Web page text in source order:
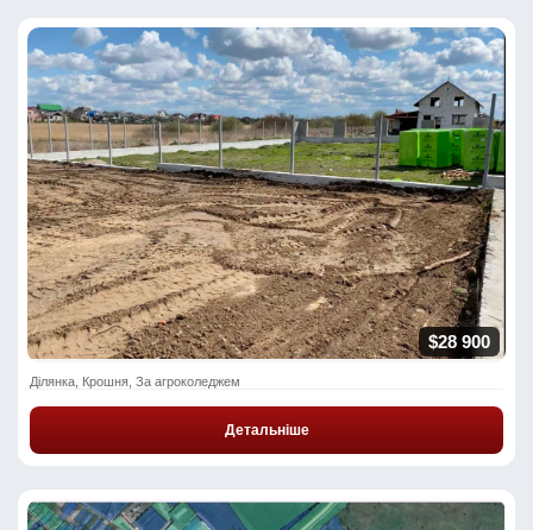
$28 900
Ділянка, Крошня, За агроколеджем
Детальніше